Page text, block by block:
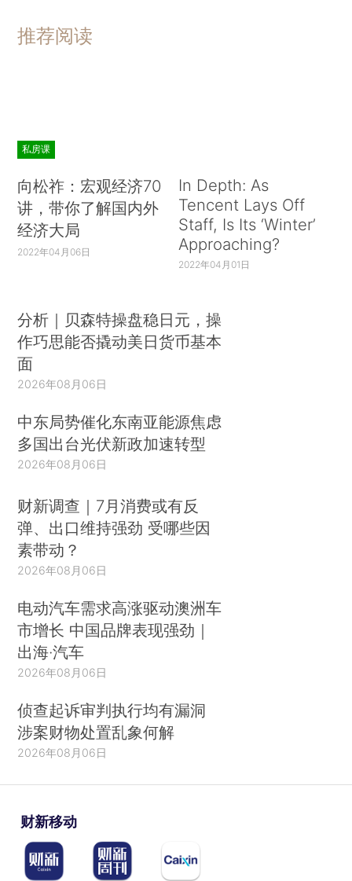
推荐阅读
私房课
向松祚：宏观经济70
讲，带你了解国内外
经济大局
2022年04月06日
In Depth: As
Tencent Lays Off
Staff, Is Its ‘Winter’
Approaching?
2022年04月01日
分析｜贝森特操盘稳日元，操
作巧思能否撬动美日货币基本
面
2026年08月06日
中东局势催化东南亚能源焦虑
多国出台光伏新政加速转型
2026年08月06日
财新调查｜7月消费或有反
弹、出口维持强劲 受哪些因
素带动？
2026年08月06日
电动汽车需求高涨驱动澳洲车
市增长 中国品牌表现强劲｜
出海·汽车
2026年08月06日
侦查起诉审判执行均有漏洞
涉案财物处置乱象何解
2026年08月06日
财新移动